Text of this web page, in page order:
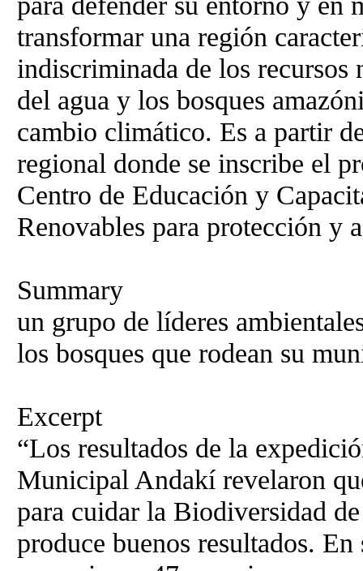
transformar una región
indiscriminada de los recursos
del agua y los bosques
cambio climático. Es a partir
regional donde se inscribe el
Centro de Educación y
Renovables para protección y
Summary
un grupo de líderes
los bosques que rodean su
Excerpt
“Los resultados de la
Municipal Andakí revelaron
para cuidar la Biodiversidad
produce buenos resultados.